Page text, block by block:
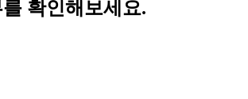
확인해보세요.